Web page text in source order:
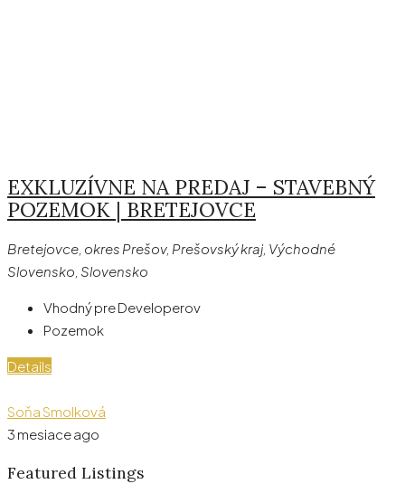
EXKLUZÍVNE NA PREDAJ – STAVEBNÝ
POZEMOK | BRETEJOVCE
Bretejovce, okres Prešov, Prešovský kraj, Východné
Slovensko, Slovensko
Vhodný pre Developerov
Pozemok
Details
Soňa Smolková
3 mesiace ago
Featured Listings